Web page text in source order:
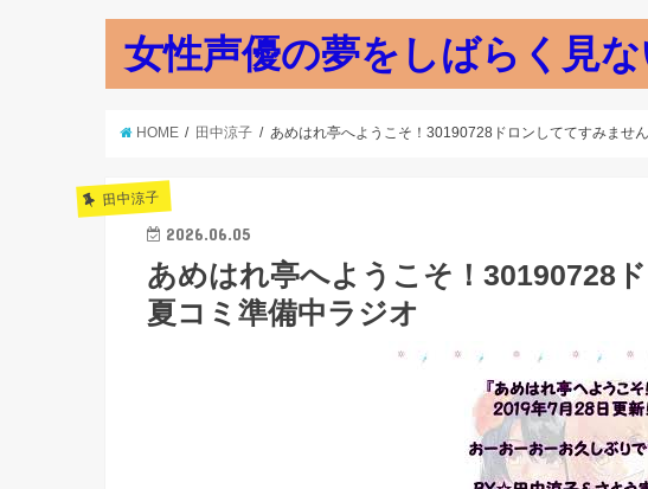
女性声優の夢をしばらく見
HOME 田中涼子 あめはれ亭へようこそ！30190728ドロンしててすみませ
田中涼子
2026.06.05
あめはれ亭へようこそ！30190728
夏コミ準備中ラジオ